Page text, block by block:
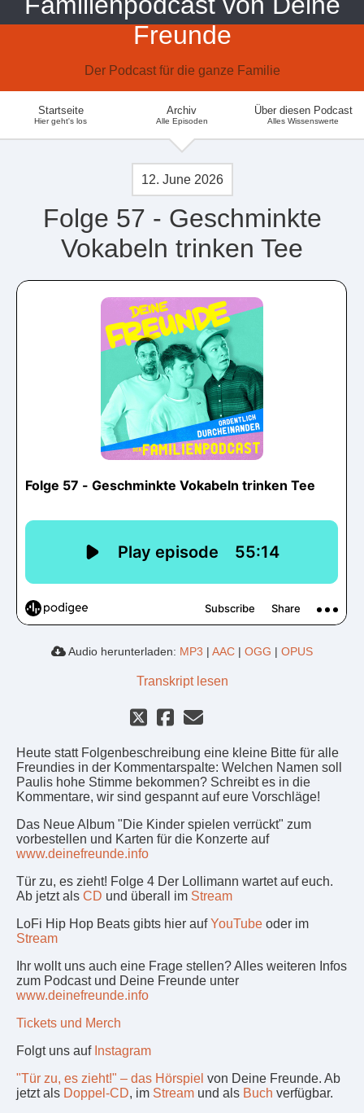
Freunde
Der Podcast für die ganze Familie
Startseite
Hier geht's los
Archiv
Alle Episoden
Über diesen Podcast
Alles Wissenswerte
12. June 2026
Folge 57 - Geschminkte
Vokabeln trinken Tee
Audio herunterladen: MP3 | AAC | OGG | OPUS
Transkript lesen
Heute statt Folgenbeschreibung eine kleine Bitte für alle
Freundies in der Kommentarspalte: Welchen Namen soll
Paulis hohe Stimme bekommen? Schreibt es in die
Kommentare, wir sind gespannt auf eure Vorschläge!
Das Neue Album "Die Kinder spielen verrückt" zum
vorbestellen und Karten für die Konzerte auf
www.deinefreunde.info
Tür zu, es zieht! Folge 4 Der Lollimann wartet auf euch.
Ab jetzt als CD und überall im Stream
LoFi Hip Hop Beats gibts hier aufYouTube oder im
Stream
Ihr wollt uns auch eine Frage stellen? Alles weiteren Infos
zum Podcast und Deine Freunde unter
www.deinefreunde.info
Tickets und Merch
Folgt uns auf Instagram
"Tür zu, es zieht!" – das Hörspiel von Deine Freunde. Ab
jetzt als Doppel-CD, im Stream und als Buch verfügbar.